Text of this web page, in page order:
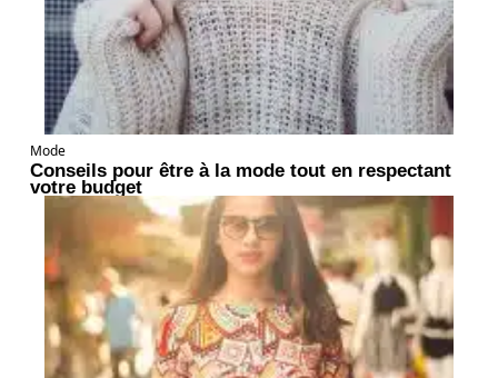
Mode
Conseils pour être à la mode tout en respectant
votre budget